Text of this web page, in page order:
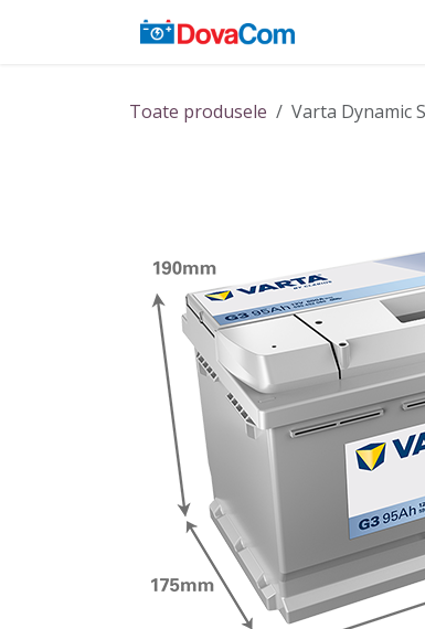
Toate produsele Varta Dynamic